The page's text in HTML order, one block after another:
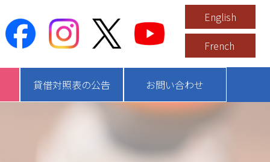
English
French
貸借対照表の公告 お問い合わせ